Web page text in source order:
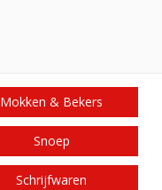
Mokken & Bekers
Snoep
Schrijfwaren